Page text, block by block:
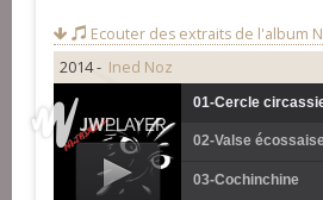
Ecouter des extraits de l'album
2014 - Ined Noz
01-Cercle
02-Valse
03-Cochinchine